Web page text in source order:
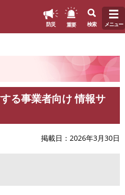
防災 重要 検索 メニュー
る事業者向け 情報サ
掲載日 2026年3月30日